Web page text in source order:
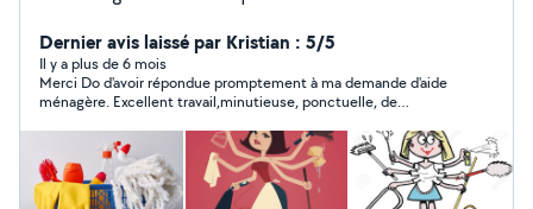
Dernier avis laissé par Kristian : 5/5
Il y a plus de 6 mois
Merci Do d'avoir répondue promptement à ma demande d'aide
ménagère. Excellent travail,minutieuse, ponctuelle, de